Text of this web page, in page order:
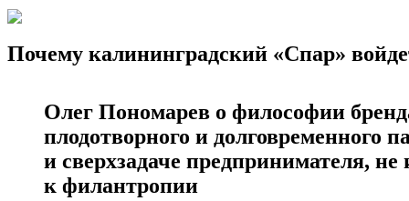
Почему калининградский «Спар»
Олег Пономарев о философии
плодотворного и долговременного
и сверхзадаче предпринимателя,
к филантропии